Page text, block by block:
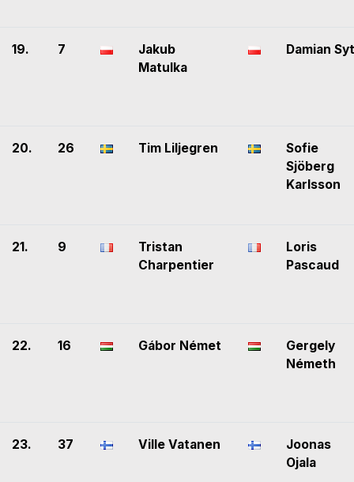
19. 7
Jakub
Matulka
Damian
20. 26 Tim Liljegren
Sofie
Sjöberg
Karlsson
21. 9
Tristan
Charpentier
Loris
Pascaud
22. 16 Gábor Német
Gergely
Németh
23. 37 Ville Vatanen
Joonas
Ojala